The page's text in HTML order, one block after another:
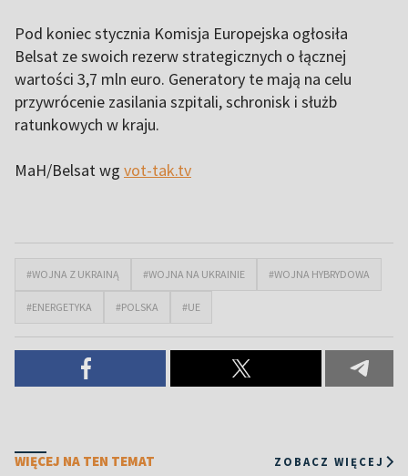
Pod koniec stycznia Komisja Europejska ogłosiła
Belsat ze swoich rezerw strategicznych o łącznej
wartości 3,7 mln euro. Generatory te mają na celu
przywrócenie zasilania szpitali, schronisk i służb
ratunkowych w kraju.
MaH/Belsat wg vot-tak.tv
#WOJNA Z UKRAINĄ #WOJNA NA UKRAINIE #WOJNA HYBRYDOWA
#ENERGETYKA #POLSKA #UE
WIĘCEJ NA TEN TEMAT ZOBACZ WIĘCEJ